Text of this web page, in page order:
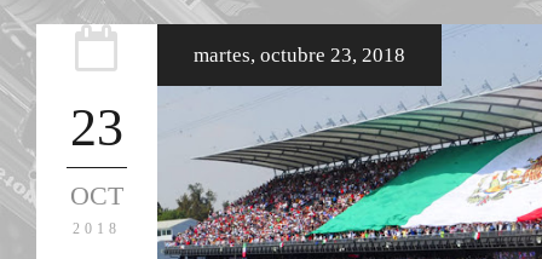
23
OCT
2018
martes, octubre 23, 2018